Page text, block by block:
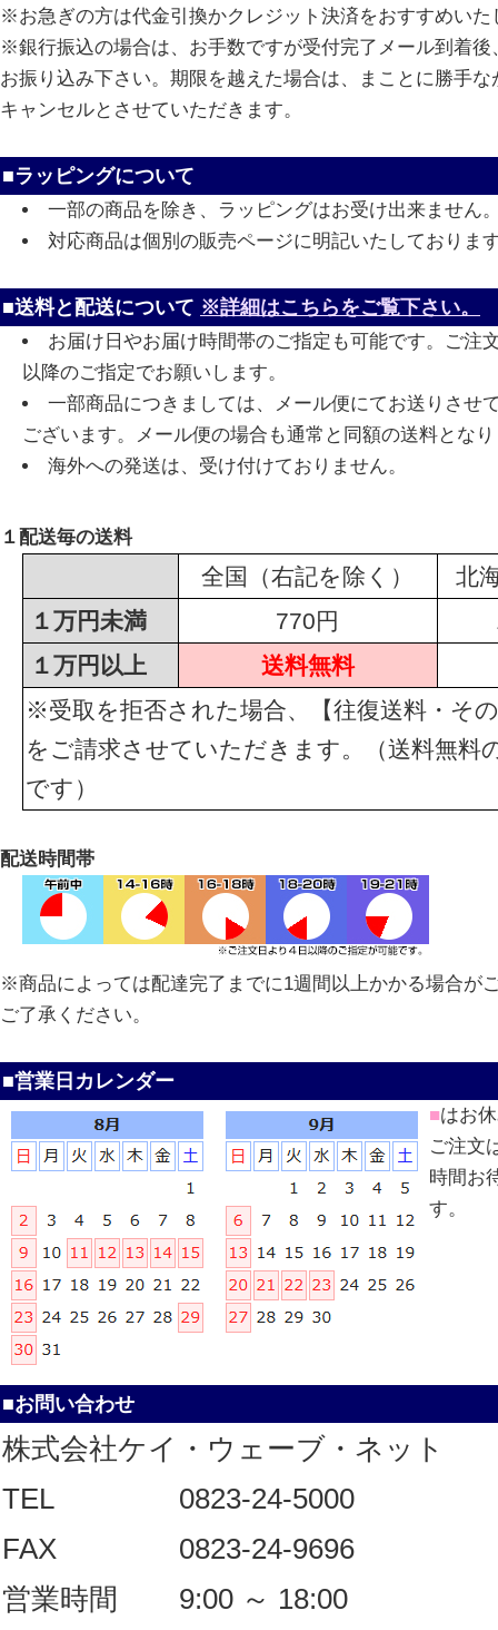
※お急ぎの方は代金引換かクレジット決済をおすすめいた
※銀行振込の場合は、お手数ですが受付完了メール到着後
お振り込み下さい。期限を越えた場合は、まことに勝手な
キャンセルとさせていただきます。
■ラッピングについて
一部の商品を除き、ラッピングはお受け出来ません
対応商品は個別の販売ページに明記いたしておりま
■送料と配送について ※詳細はこちらをご覧下さい。
お届け日やお届け時間帯のご指定も可能です。ご注
以降のご指定でお願いします。
一部商品につきましては、メール便にてお送りさせ
ございます。メール便の場合も通常と同額の送料とな
海外への発送は、受け付けておりません。
１配送毎の送料
全国（右記を除く）
北
１万円未満
770円
１万円以上
送料無料
※受取を拒否された場合、【往復送料・そ
をご請求させていただきます。（送料無料
です）
配送時間帯
※商品によっては配達完了までに1週間以上かかる場合が
ご了承ください。
■営業日カレンダー
■はお
ご注文
時間お
す。
■お問い合わせ
株式会社ケイ・ウェーブ・ネット
TEL
0823-24-5000
FAX
0823-24-9696
営業時間
9:00 ～ 18:00